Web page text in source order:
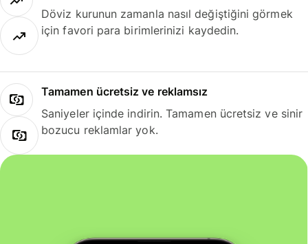
Döviz kurunun zamanla nasıl değiştiğini görmek
için favori para birimlerinizi kaydedin.
Tamamen ücretsiz ve reklamsız
Saniyeler içinde indirin. Tamamen ücretsiz ve sinir
bozucu reklamlar yok.